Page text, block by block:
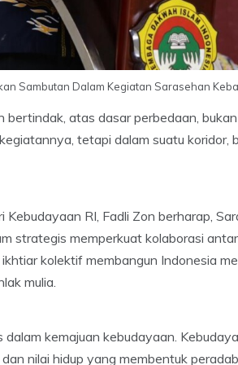
Sambutan Dalam Kegiatan Sarasehan
bertindak, atas dasar perbedaan,
tetapi dalam suatu koridor,
RI, Fadli Zon berharap,
strategis memperkuat kolaborasi
kolektif membangun Indonesia
mulia.
kemajuan kebudayaan.
nilai hidup yang membentuk